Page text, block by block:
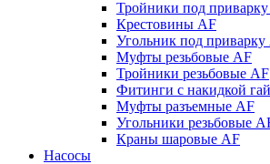
Тройники под
Крестовины AF
Угольник под приварку
Муфты резьбовые AF
Тройники резьбовые AF
Фитинги с накидкой
Муфты разъемные AF
Угольники резьбовые
Краны шаровые AF
Насосы